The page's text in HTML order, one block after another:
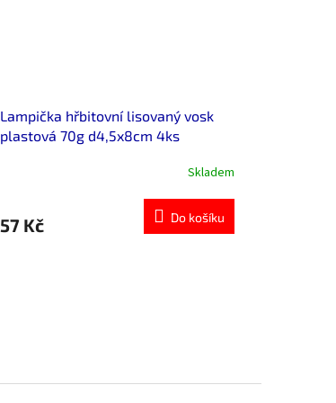
Lampička hřbitovní lisovaný vosk
plastová 70g d4,5x8cm 4ks
Skladem
57 Kč Do košíku